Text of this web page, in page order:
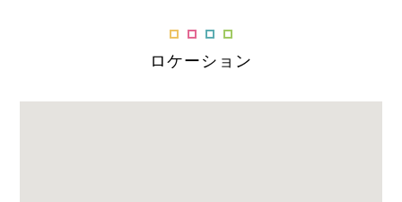
ロケーション